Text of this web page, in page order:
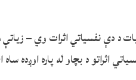
د دې نفسياتي اثرات وي –
اثراتو د بچاو له پاره اوږده